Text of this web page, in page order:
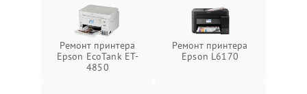
Ремонт принтера
Epson EcoTank ET-
4850
Ремонт принтера
Epson L6170